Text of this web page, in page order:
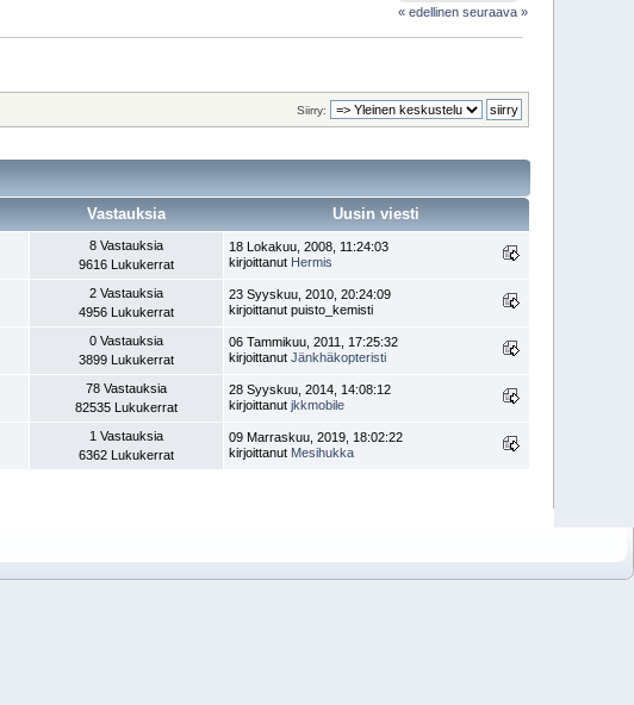
« edellinen seuraava »
Siirry:
Vastauksia Uusin viesti
8 Vastauksia
9616 Lukukerrat
18 Lokakuu, 2008, 11:24:03
kirjoittanut Hermis
2 Vastauksia
4956 Lukukerrat
23 Syyskuu, 2010, 20:24:09
kirjoittanut puisto_kemisti
0 Vastauksia
3899 Lukukerrat
06 Tammikuu, 2011, 17:25:32
kirjoittanutJänkhäkopteristi
78 Vastauksia
82535 Lukukerrat
28 Syyskuu, 2014, 14:08:12
kirjoittanutjkkmobile
1 Vastauksia
6362 Lukukerrat
09 Marraskuu, 2019, 18:02:22
kirjoittanut Mesihukka